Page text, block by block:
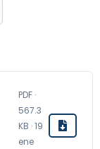
PDF ·
567.3
KB · 19
ene